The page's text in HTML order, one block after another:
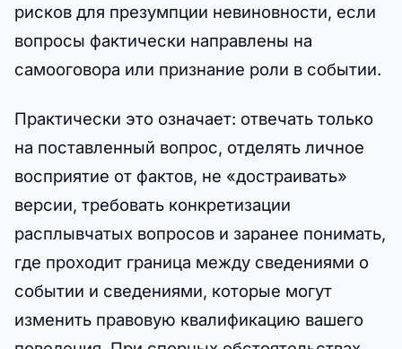
рисков для презумпции невиновности, если
вопросы фактически направлены на
самооговора или признание роли в событии.
Практически это означает: отвечать только
на поставленный вопрос, отделять личное
восприятие от фактов, не «достраивать»
версии, требовать конкретизации
расплывчатых вопросов и заранее понимать,
где проходит граница между сведениями о
событии и сведениями, которые могут
изменить правовую квалификацию вашего